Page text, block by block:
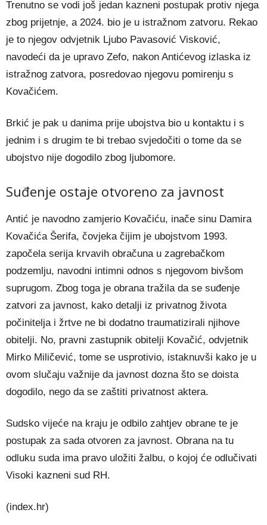
Trenutno se vodi još jedan kazneni postupak protiv njega
zbog prijetnje, a 2024. bio je u istražnom zatvoru. Rekao
je to njegov odvjetnik Ljubo Pavasović Visković,
navodeći da je upravo Zefo, nakon Antićevog izlaska iz
istražnog zatvora, posredovao njegovu pomirenju s
Kovačićem.
Brkić je pak u danima prije ubojstva bio u kontaktu i s
jednim i s drugim te bi trebao svjedočiti o tome da se
ubojstvo nije dogodilo zbog ljubomore.
Suđenje ostaje otvoreno za javnost
Antić je navodno zamjerio Kovačiću, inače sinu Damira
Kovačića Šerifa, čovjeka čijim je ubojstvom 1993.
započela serija krvavih obračuna u zagrebačkom
podzemlju, navodni intimni odnos s njegovom bivšom
suprugom. Zbog toga je obrana tražila da se suđenje
zatvori za javnost, kako detalji iz privatnog života
počinitelja i žrtve ne bi dodatno traumatizirali njihove
obitelji. No, pravni zastupnik obitelji Kovačić, odvjetnik
Mirko Miličević, tome se usprotivio, istaknuvši kako je u
ovom slučaju važnije da javnost dozna što se doista
dogodilo, nego da se zaštiti privatnost aktera.
Sudsko vijeće na kraju je odbilo zahtjev obrane te je
postupak za sada otvoren za javnost. Obrana na tu
odluku suda ima pravo uložiti žalbu, o kojoj će odlučivati
Visoki kazneni sud RH.
(index.hr)